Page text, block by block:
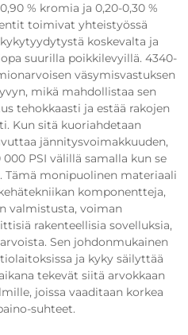
% kromia ja 0,20-0,30 %
toimivat yhteistyössä
koskevalta ja
suurilla poikkilevyillä. 4340-
väsymisvastuksen
mikä mahdollistaa sen
tehokkaasti ja estää rakojen
Kun sitä kuoriahdetaan
jännitysvoimakkuuden,
000 PSI välillä samalla kun se
Tämä monipuolinen materiaali
komponentteja,
valmistusta, voiman
rakenteellisia sovelluksia,
Sen johdonmukainen
ja kyky säilyttää
tekevät siitä arvokkaan
joissa vaaditaan korkea
suhteet.